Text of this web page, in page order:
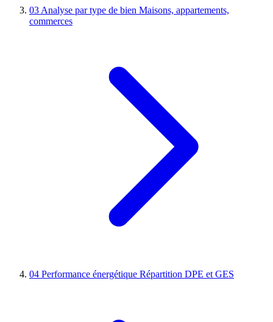
03 Analyse par type de bien Maisons, appartements,
commerces
04 Performance énergétique Répartition DPE et GES